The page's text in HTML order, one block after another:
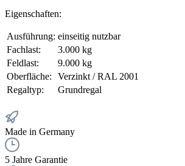
Eigenschaften:
Ausführung: einseitig nutzbar
Fachlast:
3.000 kg
Feldlast:
9.000 kg
Oberfläche:
Verzinkt / RAL 2001
Regaltyp:
Grundregal
Made in Germany
5 Jahre Garantie